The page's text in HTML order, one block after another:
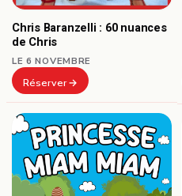
Chris Baranzelli : 60 nuances
de Chris
LE 6 NOVEMBRE
Réserver